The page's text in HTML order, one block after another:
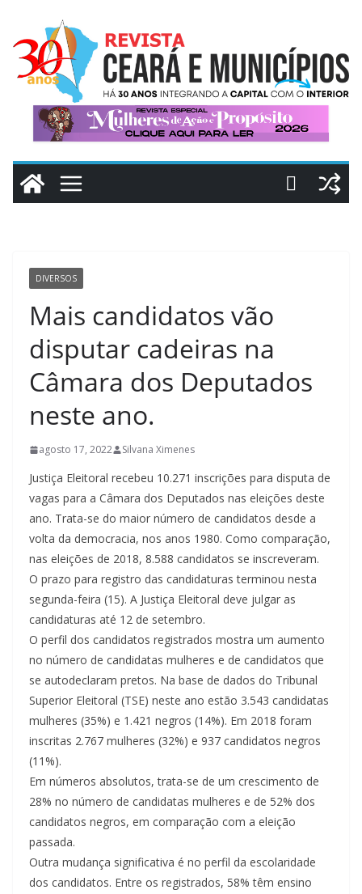
conteúdo
DIVERSOS
Mais candidatos vão
disputar cadeiras na
Câmara dos Deputados
neste ano.
agosto 17, 2022 Silvana Ximenes
Justiça Eleitoral recebeu 10.271 inscrições para disputa de
vagas para a Câmara dos Deputados nas eleições deste
ano. Trata-se do maior número de candidatos desde a
volta da democracia, nos anos 1980. Como comparação,
nas eleições de 2018, 8.588 candidatos se inscreveram.
O prazo para registro das candidaturas terminou nesta
segunda-feira (15). A Justiça Eleitoral deve julgar as
candidaturas até 12 de setembro.
O perfil dos candidatos registrados mostra um aumento
no número de candidatas mulheres e de candidatos que
se autodeclaram pretos. Na base de dados do Tribunal
Superior Eleitoral (TSE) neste ano estão 3.543 candidatas
mulheres (35%) e 1.421 negros (14%). Em 2018 foram
inscritas 2.767 mulheres (32%) e 937 candidatos negros
(11%).
Em números absolutos, trata-se de um crescimento de
28% no número de candidatas mulheres e de 52% dos
candidatos negros, em comparação com a eleição
passada.
Outra mudança significativa é no perfil da escolaridade
dos candidatos. Entre os registrados, 58% têm ensino